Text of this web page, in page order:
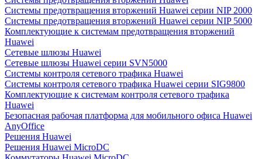
Системы предотвращения вторжений Huawei серии NIP 2000
Системы предотвращения вторжений Huawei серии NIP 5000
Комплектующие к системам предотвращения вторжений
Huawei
Сетевые шлюзы Huawei
Сетевые шлюзы Huawei серии SVN5000
Системы контроля сетевого трафика Huawei
Системы контроля сетевого трафика Huawei серии SIG9800
Комплектующие к системам контроля сетевого трафика
Huawei
Безопасная рабочая платформа для мобильного офиса Huawei
AnyOffice
Решения Huawei
Решения Huawei MicroDC